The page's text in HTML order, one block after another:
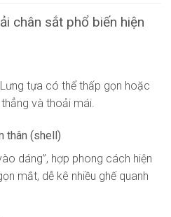
chân sắt phổ biến hiện
tựa có thể thấp gọn hoặc
và thoải mái.
thân (shell)
dáng”, hợp phong cách hiện
mắt, dễ kê nhiều ghế quanh